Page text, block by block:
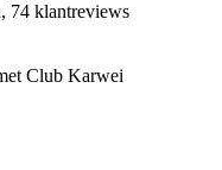
74 klantreviews
Club Karwei